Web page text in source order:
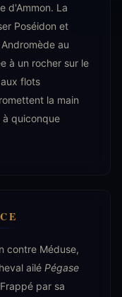
d'Ammon. La
Poséidon et
au
à un rocher sur le
flots
la main
à quiconque
contre Méduse,
ailé Pégase
par sa